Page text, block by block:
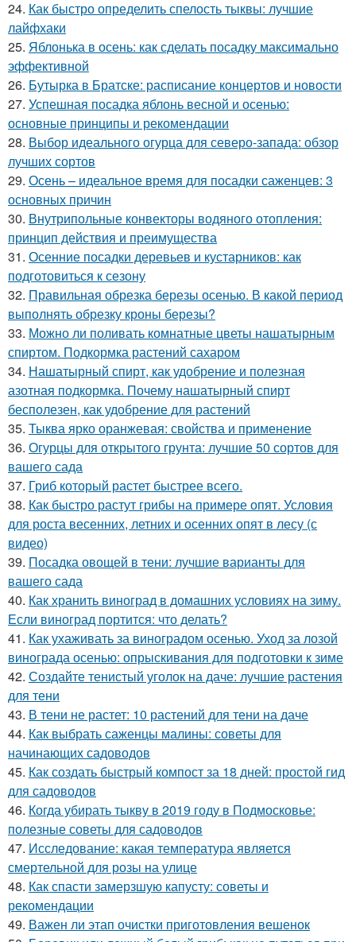
24. Как быстро определить спелость тыквы: лучшие
лайфхаки
25. Яблонька в осень: как сделать посадку максимально
эффективной
26. Бутырка в Братске: расписание концертов и новости
27. Успешная посадка яблонь весной и осенью:
основные принципы и рекомендации
28. Выбор идеального огурца для северо-запада: обзор
лучших сортов
29. Осень – идеальное время для посадки саженцев: 3
основных причин
30. Внутрипольные конвекторы водяного отопления:
принцип действия и преимущества
31. Осенние посадки деревьев и кустарников: как
подготовиться к сезону
32. Правильная обрезка березы осенью. В какой период
выполнять обрезку кроны березы?
33. Можно ли поливать комнатные цветы нашатырным
спиртом. Подкормка растений сахаром
34. Нашатырный спирт, как удобрение и полезная
азотная подкормка. Почему нашатырный спирт
бесполезен, как удобрение для растений
35. Тыква ярко оранжевая: свойства и применение
36. Огурцы для открытого грунта: лучшие 50 сортов для
вашего сада
37. Гриб который растет быстрее всего.
38. Как быстро растут грибы на примере опят. Условия
для роста весенних, летних и осенних опят в лесу (с
видео)
39. Посадка овощей в тени: лучшие варианты для
вашего сада
40. Как хранить виноград в домашних условиях на зиму.
Если виноград портится: что делать?
41. Как ухаживать за виноградом осенью. Уход за лозой
винограда осенью: опрыскивания для подготовки к зиме
42. Создайте тенистый уголок на даче: лучшие растения
для тени
43. В тени не растет: 10 растений для тени на даче
44. Как выбрать саженцы малины: советы для
начинающих садоводов
45. Как создать быстрый компост за 18 дней: простой гид
для садоводов
46. Когда убирать тыкву в 2019 году в Подмосковье:
полезные советы для садоводов
47. Исследование: какая температура является
смертельной для розы на улице
48. Как спасти замерзшую капусту: советы и
рекомендации
49. Важен ли этап очистки приготовления вешенок